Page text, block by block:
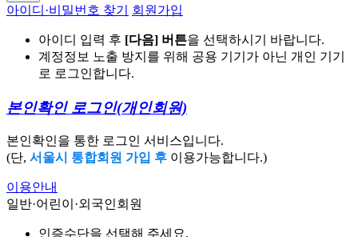
아이디·비밀번호 찾기 회원가입
아이디 입력 후 [다음] 버튼을 선택하시기 바랍니다.
계정정보 노출 방지를 위해 공용 기기가 아닌 개인 기기
로 로그인합니다.
본인확인 로그인(개인회원)
본인확인을 통한 로그인 서비스입니다.
(단, 서울시 통합회원 가입 후 이용가능합니다.)
이용안내
일반·어린이·외국인회원
인증수단을 선택해 주세요.